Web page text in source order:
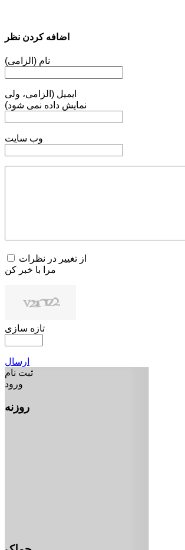
اضافه کردن نظر
نام (الزامی)
ایمیل (الزامی، ولی
نمایش داده نمی شود)
وب سایت
از تغییر در نظرات
مرا با خبر کن
تازه سازی
ارسال
ثبت نام
ورود
روزنه